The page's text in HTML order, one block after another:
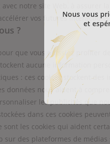
notre site Web, à
vos futures interactions
?
que vous puissiez
aucune information
: ces cookies stockent
données nous aident à
les publicités que
dans ces cookies
sont les cookies qui aident
des plateformes de
Nous vous
et